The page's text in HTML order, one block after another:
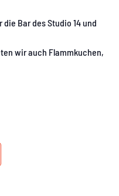
Bar des Studio 14 und
wir auch Flammkuchen,